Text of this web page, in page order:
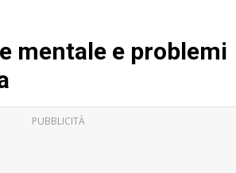
mentale e problemi
PUBBLICITÀ